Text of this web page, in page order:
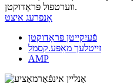
ווערטפול פּראָדוקטן.
אָנפרעג איצט
פֿעיִקייטן פּראָדוקטן
זייטלעך מאַפּע.קסמל
AMP